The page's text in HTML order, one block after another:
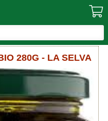
280G - LA SELVA